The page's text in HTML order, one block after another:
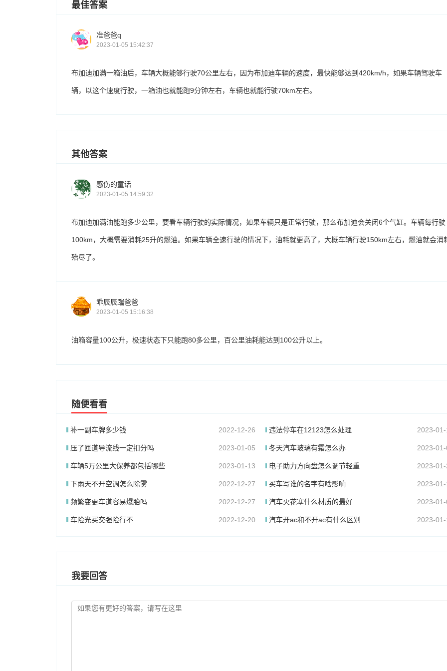
最佳答案
准爸爸q
2023-01-05 15:42:37
布加迪加满一箱油后，车辆大概能够行驶70公里左右，因为布加迪车辆的速度，最快能够达到420km/h，如果车辆驾驶车
辆，以这个速度行驶，一箱油也就能跑9分钟左右，车辆也就能行驶70km左右。
其他答案
感伤的童话
2023-01-05 14:59:32
布加迪加满油能跑多少公里，要看车辆行驶的实际情况，如果车辆只是正常行驶，那么布加迪会关闭6个气缸。车辆每行驶
100km，大概需要消耗25升的燃油。如果车辆全速行驶的情况下，油耗就更高了，大概车辆行驶150km左右，燃油就会消
殆尽了。
乖辰辰踹爸爸
2023-01-05 15:16:38
油箱容量100公升，极速状态下只能跑80多公里，百公里油耗能达到100公升以上。
随便看看
补一副车牌多少钱 2022-12-26 违法停车在12123怎么处理 2023-
压了匝道导流线一定扣分吗 2023-01-05 冬天汽车玻璃有霜怎么办 2023-
车辆5万公里大保养都包括哪些 2023-01-13 电子助力方向盘怎么调节轻重 2023-
下雨天不开空调怎么除雾 2022-12-27 买车写谁的名字有啥影响 2023-
频繁变更车道容易爆胎吗 2022-12-27 汽车火花塞什么材质的最好 2023-
车险光买交强险行不 2022-12-20 汽车开ac和不开ac有什么区别 2023-
我要回答